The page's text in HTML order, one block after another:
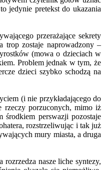
jedynie pretekst do ukazania
przerażające sekrety
trop zostaje naprowadzony –
(mowa o dzieciach w
Problem jednak w tym, że
dzieci szybko schodzą na
(i nie przykładającego do
rzeczy porzuconych, mimo iż
perswazji pozostaje
rozstrzeliwując i tak już
mury miasta, a druga
nasze liche syntezy,